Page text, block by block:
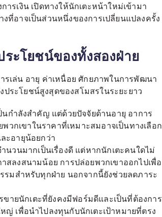
รเงิน เปิดทางให้นักเตะหน้าใหม่เข้ามา
ที่อาจเป็นส่วนหนึ่งของการเปลี่ยนแปลงครั้ง
ระโยชน์ของทั้งสองฝ่าย
รเล่น อายุ ค่าเหนื่อย ศักยภาพในการพัฒนา
ระโยชน์สูงสุดของสโมสรในระยะยาว
นกำลังสำคัญ แต่ด้วยปัจจัยด้านอายุ อาการ
วกเขาในราคาที่เหมาะสมอาจเป็นทางเลือก
ะอายุน้อยกว่า
นวนมากเป็นเรื่องดี แต่หากนักเตะคนใดไม่
สลงสนามน้อย การปล่อยพวกเขาออกไปเพื่อ
รมสำหรับทุกฝ่าย นอกจากนี้ยังช่วยลดภาระ
ขายนักเตะที่ยังคงมีฟอร์มดีและเป็นที่ต้องการ
เพื่อนำไปลงทุนกับนักเตะเป้าหมายที่ตรง